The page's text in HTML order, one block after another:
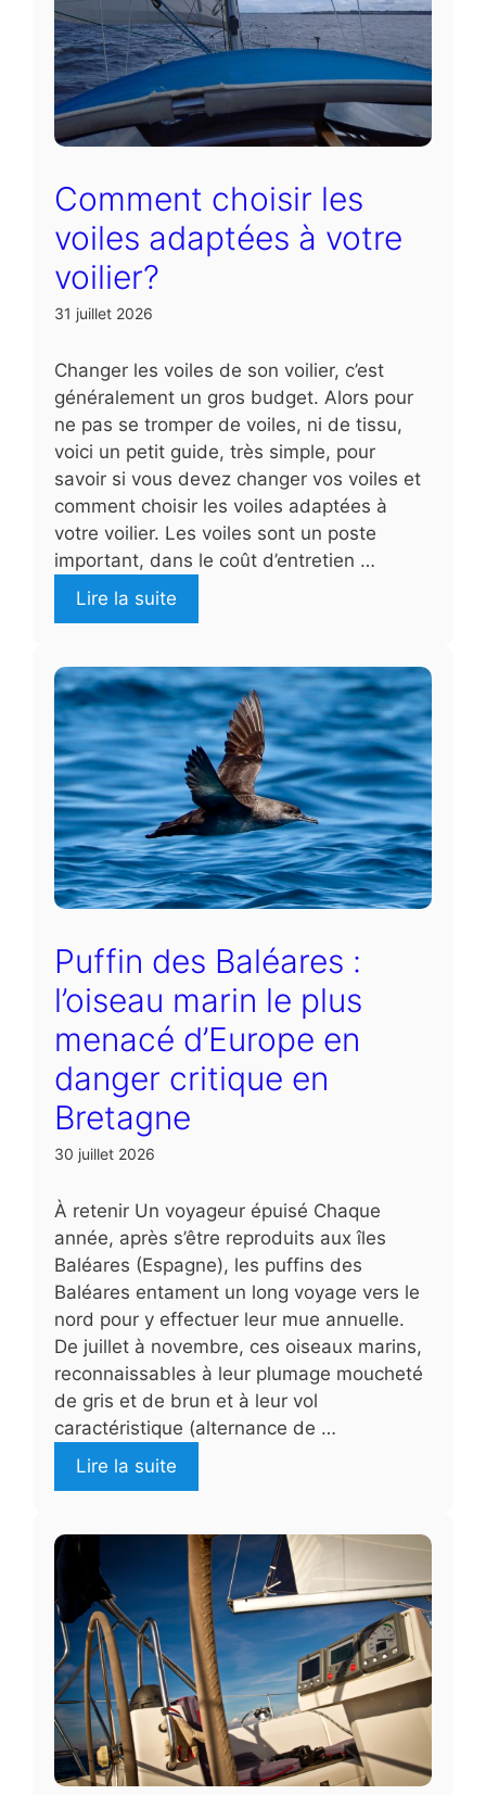
Comment choisir les
voiles adaptées à votre
voilier?
31 juillet 2026
Changer les voiles de son voilier, c’est
généralement un gros budget. Alors pour
ne pas se tromper de voiles, ni de tissu,
voici un petit guide, très simple, pour
savoir si vous devez changer vos voiles et
comment choisir les voiles adaptées à
votre voilier. Les voiles sont un poste
important, dans le coût d’entretien …
Lire la suite
Puffin des Baléares :
l’oiseau marin le plus
menacé d’Europe en
danger critique en
Bretagne
30 juillet 2026
À retenir Un voyageur épuisé Chaque
année, après s’être reproduits aux îles
Baléares (Espagne), les puffins des
Baléares entament un long voyage vers le
nord pour y effectuer leur mue annuelle.
De juillet à novembre, ces oiseaux marins,
reconnaissables à leur plumage moucheté
de gris et de brun et à leur vol
caractéristique (alternance de …
Lire la suite